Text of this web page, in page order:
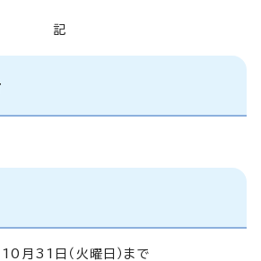
記
月31日（火曜日）まで